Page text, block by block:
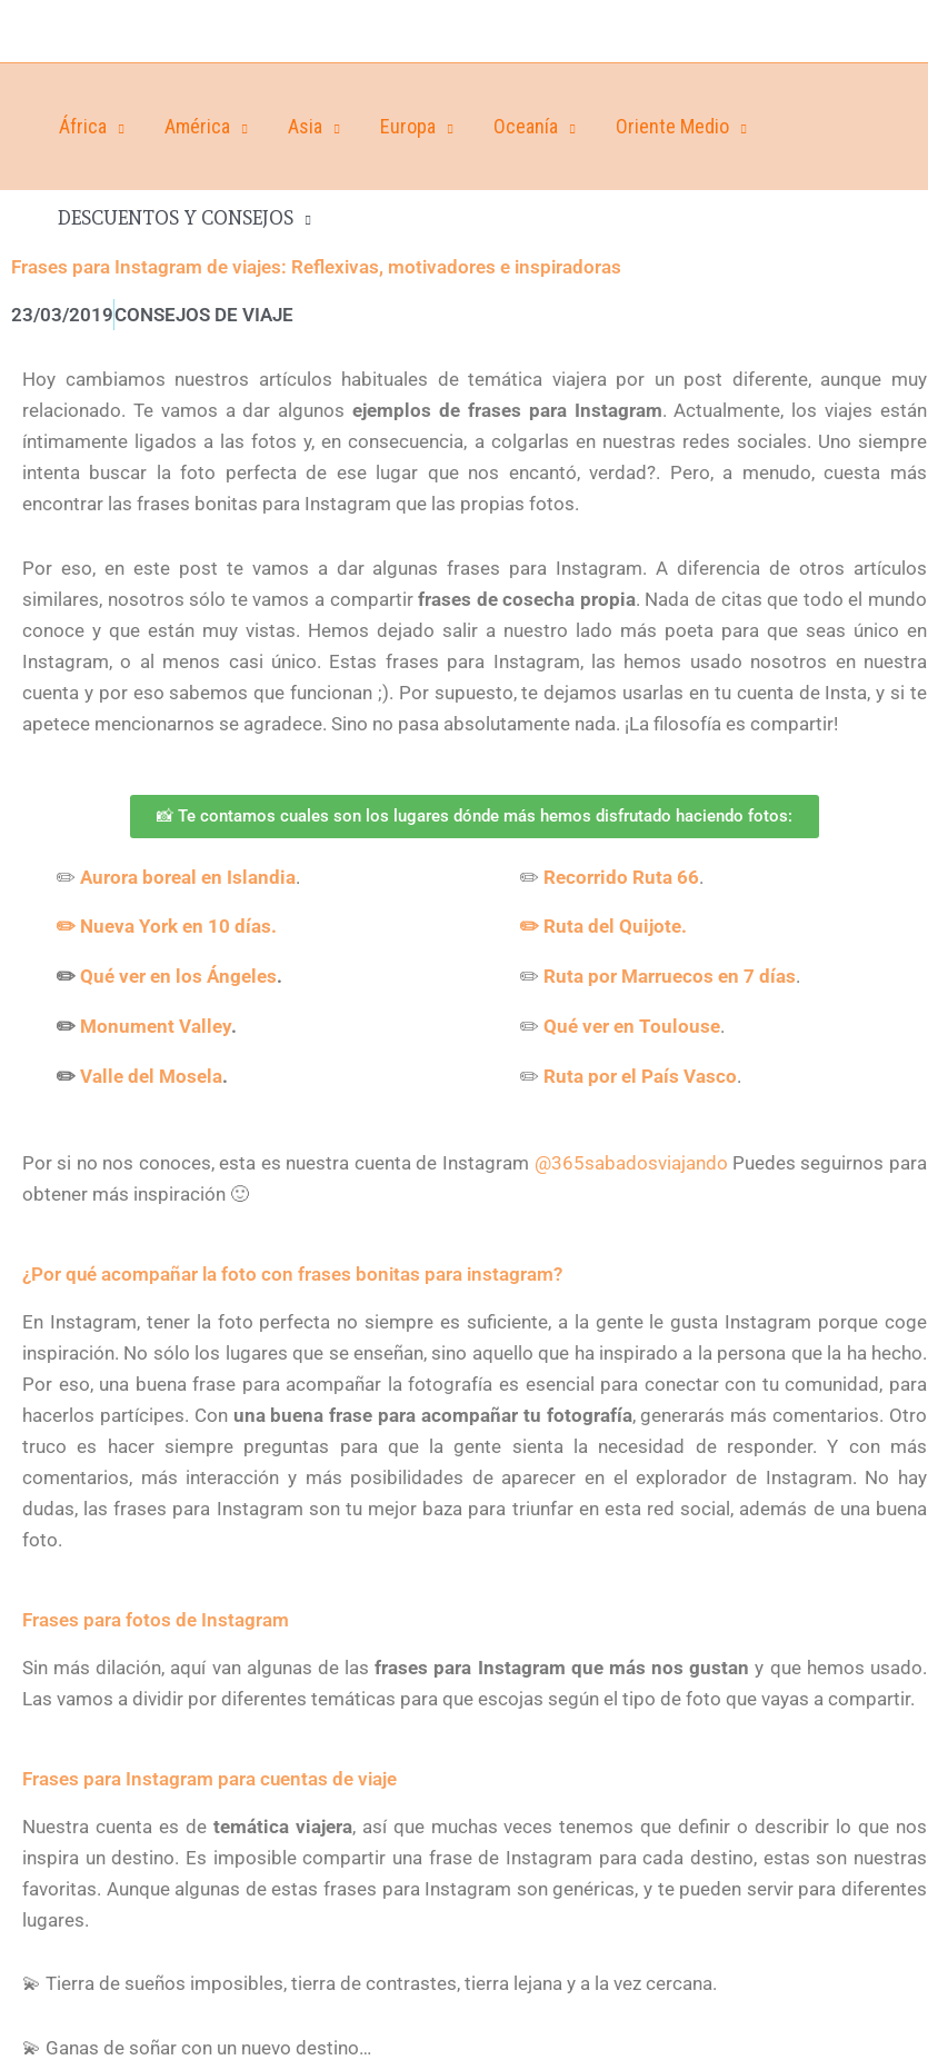
África América Asia Europa Oceanía Oriente Medio
DESCUENTOS Y CONSEJOS
Frases para Instagram de viajes: Reflexivas, motivadores e inspiradoras
23/03/2019CONSEJOS DE VIAJE
Hoy cambiamos nuestros artículos habituales de temática viajera por un post diferente, aunque muy
relacionado. Te vamos a dar algunosejemplos de frases para Instagram. Actualmente, los viajes están
íntimamente ligados a las fotos y, en consecuencia, a colgarlas en nuestras redes sociales. Uno siempre
intenta buscar la foto perfecta de ese lugar que nos encantó, verdad?. Pero, a menudo, cuesta más
encontrar las frases bonitas para Instagram que las propias fotos.
Por eso, en este post te vamos a dar algunas frases para Instagram. A diferencia de otros artículos
similares, nosotros sólo te vamos a compartirfrases de cosecha propia. Nada de citas que todo el mundo
conoce y que están muy vistas. Hemos dejado salir a nuestro lado más poeta para que seas único en
Instagram, o al menos casi único. Estas frases para Instagram, las hemos usado nosotros en nuestra
cuenta y por eso sabemos que funcionan ;). Por supuesto, te dejamos usarlas en tu cuenta de Insta, y si te
apetece mencionarnos se agradece. Sino no pasa absolutamente nada. ¡La filosofía es compartir!
📸 Te contamos cuales son los lugares dónde más hemos disfrutado haciendo fotos:
✏️ Aurora boreal en Islandia.
✏️ Nueva York en 10 días.
✏️ Qué ver en los Ángeles.
✏️ Monument Valley.
✏️ Valle del Mosela.
✏️ Recorrido Ruta 66.
✏️ Ruta del Quijote.
✏️ Ruta por Marruecos en 7 días.
✏️ Qué ver en Toulouse.
✏️ Ruta por el País Vasco.
Por si no nos conoces, esta es nuestra cuenta de Instagram @365sabadosviajando Puedes seguirnos para
obtener más inspiración 🙂
¿Por qué acompañar la foto con frases bonitas para instagram?
En Instagram, tener la foto perfecta no siempre es suficiente, a la gente le gusta Instagram porque coge
inspiración. No sólo los lugares que se enseñan, sino aquello que ha inspirado a la persona que la ha hecho.
Por eso, una buena frase para acompañar la fotografía es esencial para conectar con tu comunidad, para
hacerlos partícipes. Con una buena frase para acompañar tu fotografía, generarás más comentarios. Otro
truco es hacer siempre preguntas para que la gente sienta la necesidad de responder. Y con más
comentarios, más interacción y más posibilidades de aparecer en el explorador de Instagram. No hay
dudas, las frases para Instagram son tu mejor baza para triunfar en esta red social, además de una buena
foto.
Frases para fotos de Instagram
Sin más dilación, aquí van algunas de lasfrases para Instagram que más nos gustan y que hemos usado.
Las vamos a dividir por diferentes temáticas para que escojas según el tipo de foto que vayas a compartir.
Frases para Instagram para cuentas de viaje
Nuestra cuenta es de temática viajera, así que muchas veces tenemos que definir o describir lo que nos
inspira un destino. Es imposible compartir una frase de Instagram para cada destino, estas son nuestras
favoritas. Aunque algunas de estas frases para Instagram son genéricas, y te pueden servir para diferentes
lugares.
💫 Tierra de sueños imposibles, tierra de contrastes, tierra lejana y a la vez cercana.
💫 Ganas de soñar con un nuevo destino…